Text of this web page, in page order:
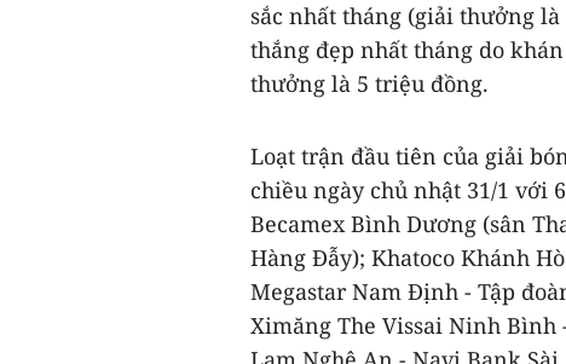
sắc nhất tháng (giải thưởng
thắng đẹp nhất tháng do
thưởng là 5 triệu đồng.
Loạt trận đầu tiên của giải
chiều ngày chủ nhật 31/1 với
Becamex Bình Dương (sân
Hàng Đẫy); Khatoco Khánh
Megastar Nam Định - Tập
Ximăng The Vissai Ninh Bình